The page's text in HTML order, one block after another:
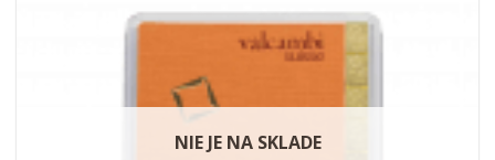
NIE JE NA SKLADE